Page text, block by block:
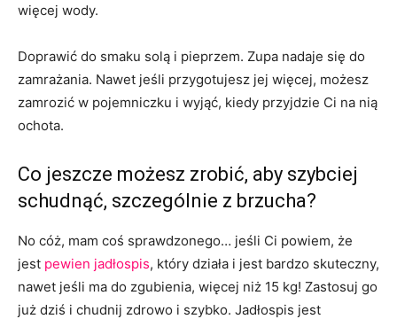
więcej wody.
Doprawić do smaku solą i pieprzem. Zupa nadaje się do
zamrażania. Nawet jeśli przygotujesz jej więcej, możesz
zamrozić w pojemniczku i wyjąć, kiedy przyjdzie Ci na nią
ochota.
Co jeszcze możesz zrobić, aby szybciej
schudnąć, szczególnie z brzucha?
No cóż, mam coś sprawdzonego… jeśli Ci powiem, że
jest pewien jadłospis, który działa i jest bardzo skuteczny,
nawet jeśli ma do zgubienia, więcej niż 15 kg! Zastosuj go
już dziś i chudnij zdrowo i szybko. Jadłospis jest